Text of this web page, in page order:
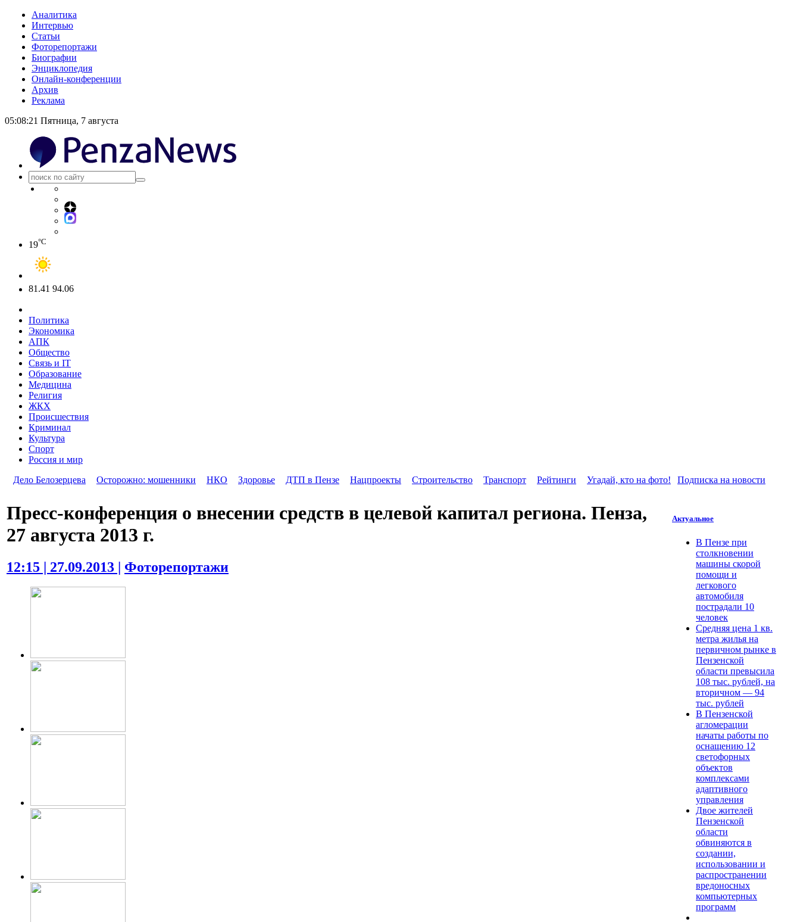
Аналитика
Интервью
Статьи
Фоторепортажи
Биографии
Энциклопедия
Онлайн-конференции
Архив
Реклама
05:08:21 Пятница, 7 августа
19°C
81.41 94.06
Политика
Экономика
АПК
Общество
Связь и IT
Образование
Медицина
Религия
ЖКХ
Происшествия
Криминал
Культура
Спорт
Россия и мир
Дело Белозерцева
Осторожно: мошенники НКО Здоровье ДТП в Пензе Нацпроекты Строительство Транспорт Рейтинги Угадай, кто на фото! Подписка на новости
Пресс-конференция о внесении средств в целевой капитал региона. Пенза,
27 августа 2013 г.
12:15 | 27.09.2013 | Фоторепортажи
Актуальное
В Пензе при
столкновении
машины скорой
помощи и
легкового
автомобиля
пострадали 10
человек
Средняя цена 1 кв.
метра жилья на
первичном рынке в
Пензенской
области превысила
108 тыс. рублей, на
вторичном — 94
тыс. рублей
В Пензенской
агломерации
начаты работы по
оснащению 12
светофорных
объектов
комплексами
адаптивного
управления
Двое жителей
Пензенской
области
обвиняются в
создании,
использовании и
распространении
вредоносных
компьютерных
программ